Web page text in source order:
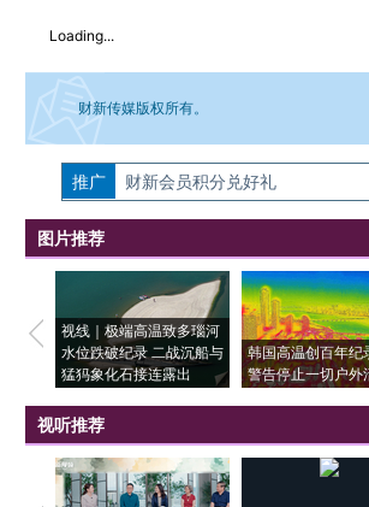
Loading...
财新传媒版权所有。
如需刊登转载请点击右侧按钮，提交相关信
推广 财新会员积分兑好礼
图片推荐
视线｜极端高温致多瑙河
水位跌破纪录 二战沉船与
猛犸象化石接连露出
韩国高温创百年纪
警告停止一切户外
视听推荐